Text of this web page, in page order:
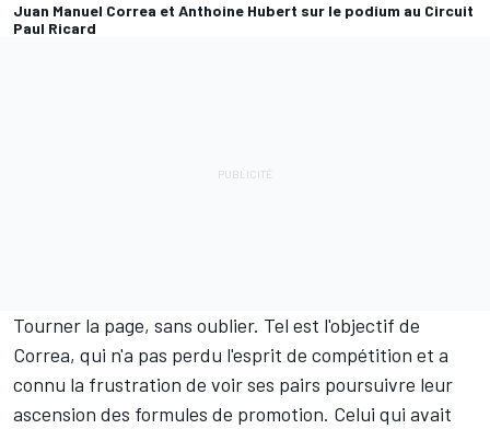
Juan Manuel Correa et Anthoine Hubert sur le podium au Circuit
Paul Ricard
Tourner la page, sans oublier. Tel est l'objectif de
Correa, qui n'a pas perdu l'esprit de compétition et a
connu la frustration de voir ses pairs poursuivre leur
ascension des formules de promotion. Celui qui avait